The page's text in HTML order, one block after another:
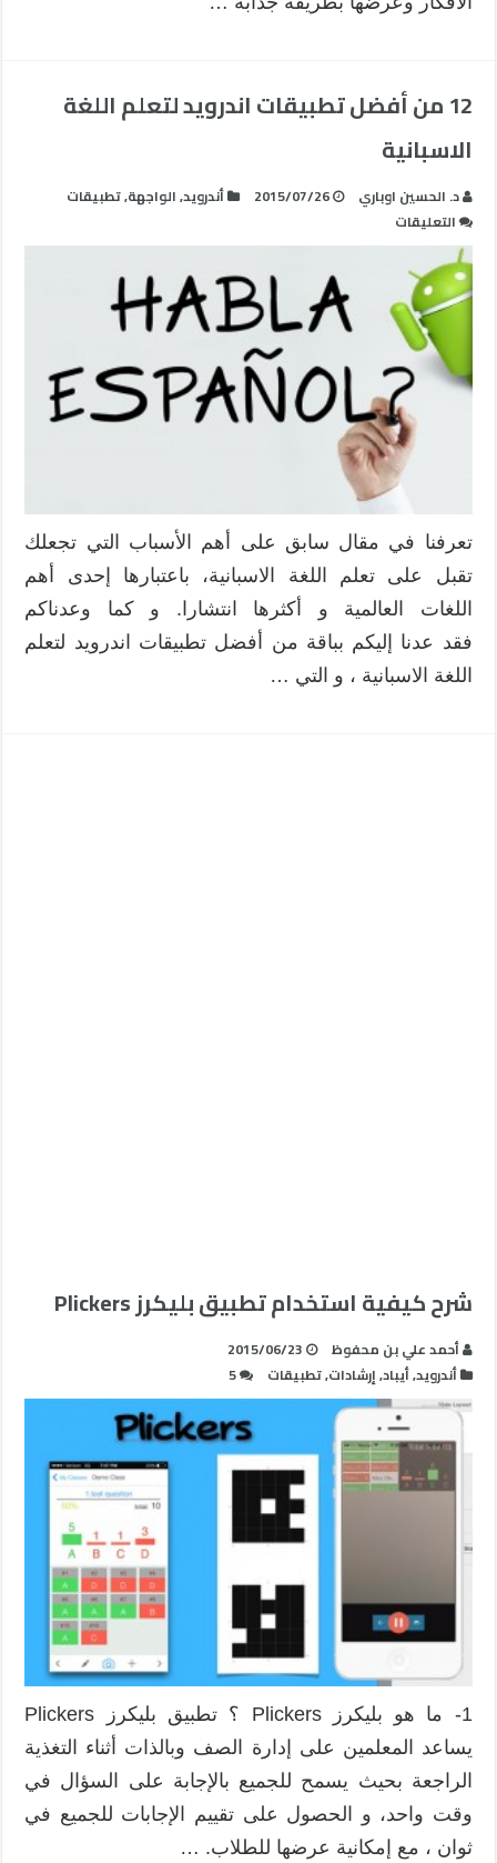
12 من أفضل تطبيقات اندرويد لتعلم اللغة
الاسبانية
د. الحسين اوباري 2015/07/26 أندرويد,الواجهة,تطبيقات
التعليقات
12
أفضل
تطبيقات
لتعلم
اللغة
الاسبانية
مغلقة
تعرفنا في مقال سابق على أهم الأسباب التي تجعلك
تقبل على تعلم اللغة الاسبانية، باعتبارها إحدى أهم
اللغات العالمية و أكثرها انتشارا. و كما وعدناكم
فقد عدنا إليكم بباقة من أفضل تطبيقات اندرويد لتعلم
اللغة الاسبانية ، و التي …
شرح كيفية استخدام تطبيق بليكرز Plickers
أحمد علي بن محفوظ
2015/06/23
أندرويد,أيباد,إرشادات,تطبيقات 5
1- ما هو بليكرز Plickers ؟ تطبيق بليكرز Plickers
يساعد المعلمين على إدارة الصف وبالذات أثناء التغذية
الراجعة بحيث يسمح للجميع بالإجابة على السؤال في
وقت واحد، و الحصول على تقييم الإجابات للجميع في
ثوان ، مع إمكانية عرضها للطلاب. …